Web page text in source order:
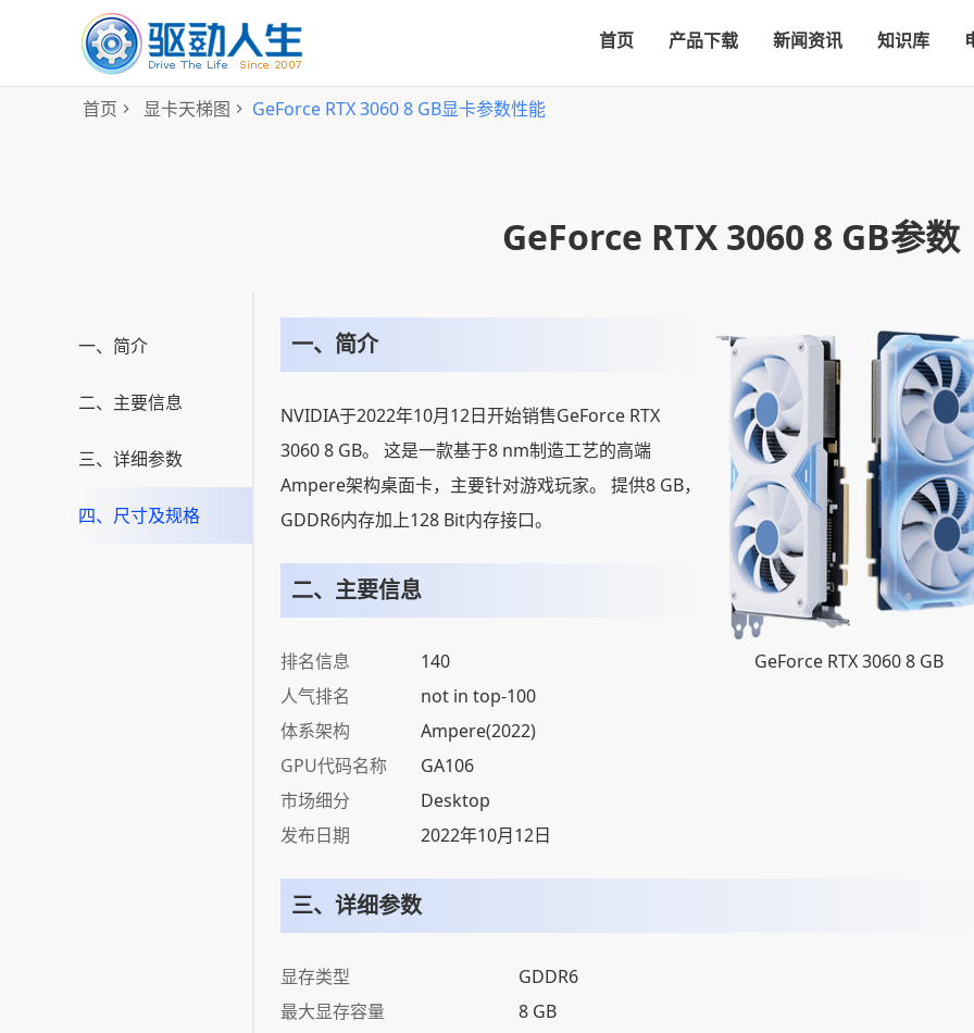
首页 产品下载 新闻资讯 知识库
首页 显卡天梯图 GeForce RTX 3060 8 GB显卡参数性能
GeForce RTX 3060 8 GB参数
一、简介
二、主要信息
三、详细参数
四、尺寸及规格
一、简介
NVIDIA于2022年10月12日开始销售GeForce RTX
3060 8 GB。 这是一款基于8 nm制造工艺的高端
Ampere架构桌面卡，主要针对游戏玩家。 提供8 GB，
GDDR6内存加上128 Bit内存接口。
二、主要信息
排名信息
140
人气排名
not in top-100
体系架构
Ampere(2022)
GPU代码名称
GA106
市场细分
Desktop
发布日期
2022年10月12日
GeForce RTX 3060 8 GB
三、详细参数
显存类型
GDDR6
最大显存容量
8 GB